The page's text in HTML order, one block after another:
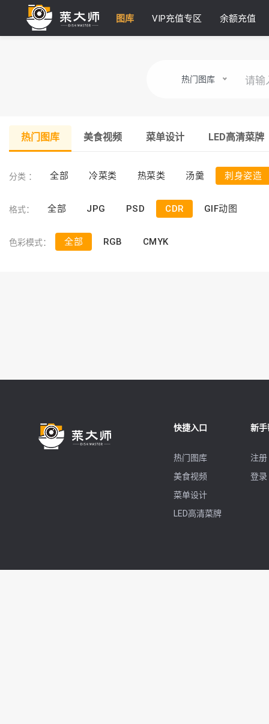
图库 VIP充值专区 余额充值
热门图库
热门图库 美食视频 菜单设计 LED高清菜牌
分类 ： 全部 冷菜类 热菜类 汤羹 刺身姿造
格式： 全部 JPG PSD CDR GIF动图
色彩模式： 全部 RGB CMYK
快捷入口
热门图库
美食视频
菜单设计
LED高清菜牌
新手
注册
登录